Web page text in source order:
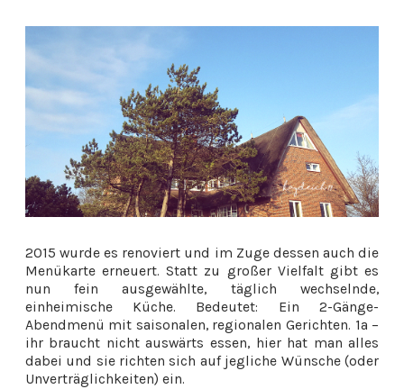
2015 wurde es renoviert und im Zuge dessen auch die
Menükarte erneuert. Statt zu großer Vielfalt gibt es
nun fein ausgewählte, täglich wechselnde,
einheimische Küche. Bedeutet: Ein 2-Gänge-
Abendmenü mit saisonalen, regionalen Gerichten. 1a –
ihr braucht nicht auswärts essen, hier hat man alles
dabei und sie richten sich auf jegliche Wünsche (oder
Unverträglichkeiten) ein.